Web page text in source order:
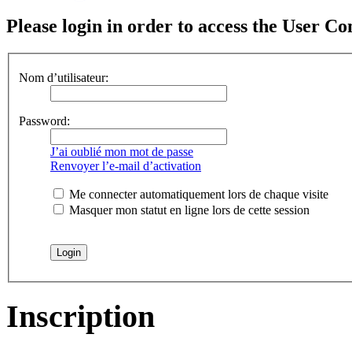
Please login in order to access the User
Nom d’utilisateur:
Password:
J’ai oublié mon mot de passe
Renvoyer l’e-mail d’activation
Me connecter automatiquement lors de chaque visite
Masquer mon statut en ligne lors de cette session
Inscription